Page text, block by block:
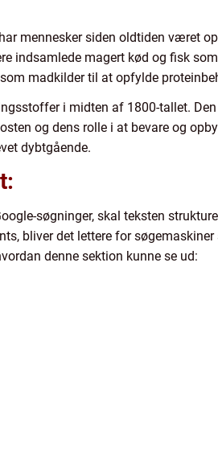
mennesker siden oldtiden været
indsamlede magert kød og fisk
madkilder til at opfylde
i midten af 1800-tallet.
og dens rolle i at bevare og
dybtgående.
søgninger, skal teksten
bliver det lettere for søgemaskiner
denne sektion kunne se ud: